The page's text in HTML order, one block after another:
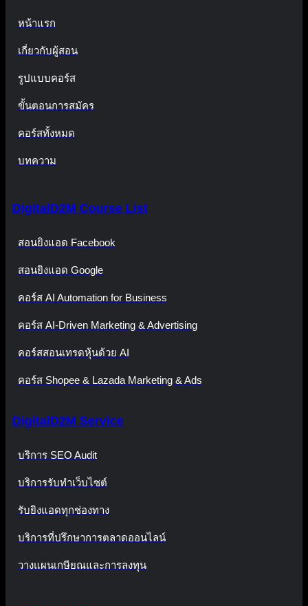
หน้าแรก
เกี่ยวกับผู้สอน
รูปแบบคอร์ส
ขั้นตอนการสมัคร
คอร์สทั้งหมด
บทความ
DigitalD2M Course List
สอนยิงแอด Facebook
สอนยิงแอด Google
คอร์ส AI Automation for Business
คอร์ส AI-Driven Marketing & Advertising
คอร์สสอนเทรดหุ้นด้วย AI
คอร์ส Shopee & Lazada Marketing & Ads
DigitalD2M Service
บริการ SEO Audit
บริการรับทำเว็บไซต์
รับยิงแอดทุกช่องทาง
บริการที่ปรึกษาการตลาดออนไลน์
วางแผนเกษียณและการลงทุน